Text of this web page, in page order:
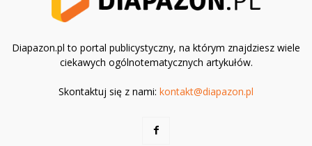
Diapazon.pl to portal publicystyczny, na którym znajdziesz wiele
ciekawych ogólnotematycznych artykułów.
Skontaktuj się z nami: kontakt@diapazon.pl